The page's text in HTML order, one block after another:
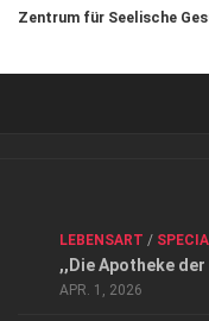
Zentrum für Seelische
Top Magazin
LEBENSART /
,,Die Apotheke
APR. 1, 2026